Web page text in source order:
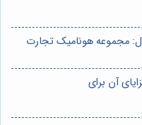
مجموعه هونامیک تجارت
آن برای